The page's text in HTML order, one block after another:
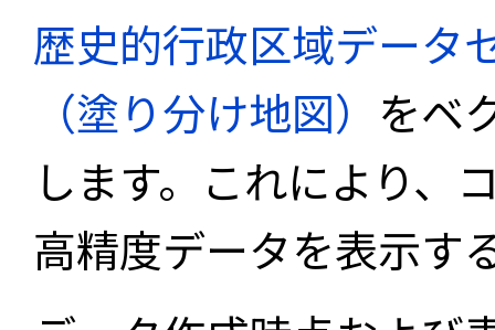
歴史的行政区域データ
（塗り分け地図） をベ
します。これにより、
高精度データを表示す